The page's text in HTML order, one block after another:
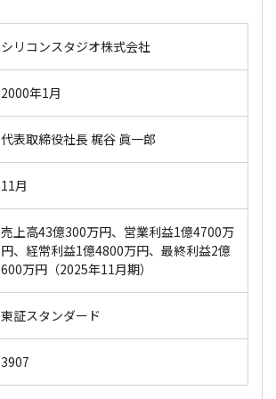
シリコンスタジオ株式会社
2000年1月
代表取締役社長 梶谷 眞一郎
11月
売上高43億300万円、営業利益1億4700万
円、経常利益1億4800万円、最終利益2億
600万円（2025年11月期）
東証スタンダード
3907